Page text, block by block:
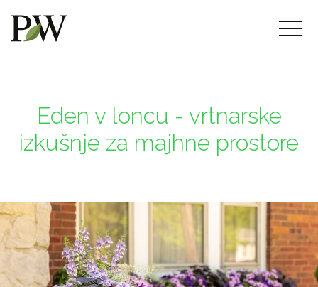
Eden v loncu - vrtnarske
izkušnje za majhne prostore